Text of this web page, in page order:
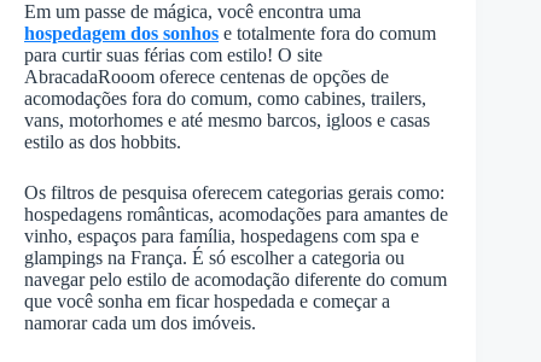
Em um passe de mágica, você encontra uma
hospedagem dos sonhos e totalmente fora do comum
para curtir suas férias com estilo! O site
AbracadaRooom oferece centenas de opções de
acomodações fora do comum, como cabines, trailers,
vans, motorhomes e até mesmo barcos, igloos e casas
estilo as dos hobbits.
Os filtros de pesquisa oferecem categorias gerais como:
hospedagens românticas, acomodações para amantes de
vinho, espaços para família, hospedagens com spa e
glampings na França. É só escolher a categoria ou
navegar pelo estilo de acomodação diferente do comum
que você sonha em ficar hospedada e começar a
namorar cada um dos imóveis.